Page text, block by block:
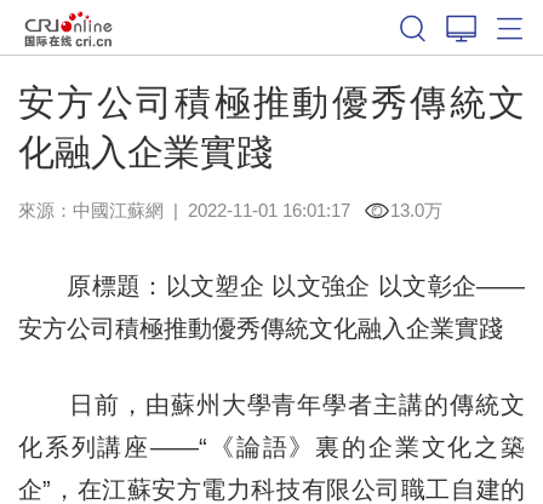
安方公司積極推動優秀傳統文
化融入企業實踐
來源： 中國江蘇網 | 2022-11-01 16:01:17 13.0万
原標題：以文塑企 以文強企 以文彰企——
安方公司積極推動優秀傳統文化融入企業實踐
日前，由蘇州大學青年學者主講的傳統文
化系列講座——“《論語》裏的企業文化之築
企”，在江蘇安方電力科技有限公司職工自建的